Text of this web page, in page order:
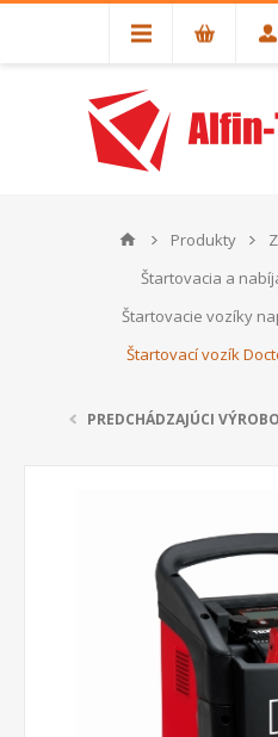
Produkty
Štartovacia a
Štartovacie vozíky
Štartovací vozík
PREDCHÁDZAJÚCI